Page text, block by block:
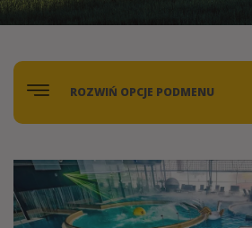
ROZWIŃ OPCJE PODMENU